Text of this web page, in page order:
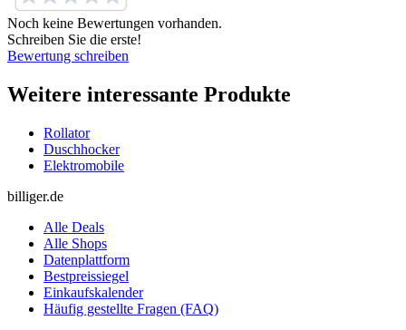
Noch keine Bewertungen vorhanden.
Schreiben Sie die erste!
Bewertung schreiben
Weitere interessante Produkte
Rollator
Duschhocker
Elektromobile
billiger.de
Alle Deals
Alle Shops
Datenplattform
Bestpreissiegel
Einkaufskalender
Häufig gestellte Fragen (FAQ)